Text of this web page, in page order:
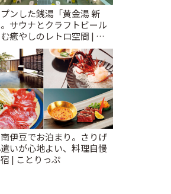
ンした銭湯「黄金湯 新
サウナとクラフトビール
癒やしのレトロ空間 | こ
伊豆でお泊まり。さりげ
いが心地よい、料理自慢
| ことりっぷ